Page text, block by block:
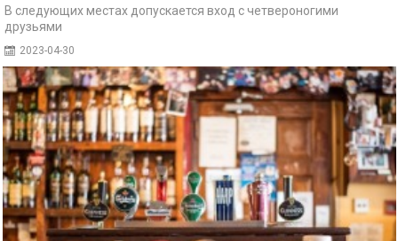
В следующих местах допускается вход с четвероногими
друзьями
2023-04-30